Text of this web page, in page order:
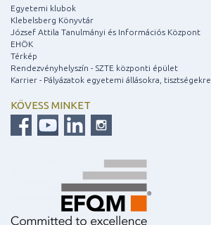
Egyetemi klubok
Klebelsberg Könyvtár
József Attila Tanulmányi és Információs Központ
EHÖK
Térkép
Rendezvényhelyszín - SZTE központi épület
Karrier - Pályázatok egyetemi állásokra, tisztségekre
KÖVESS MINKET